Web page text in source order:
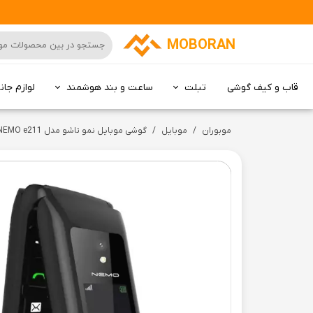
MOBORAN
قاب و کیف گوشی تبلت ساعت و بند هوشمند لوازم
موبوران موبایل گوشی موبایل نمو تاشو مدل NEMO e211 دو سیم کارت رجیسترشده | دوسیم کارت + رجیستر +کد فعالسازی (گارانتی 18ماهه شرکتی)